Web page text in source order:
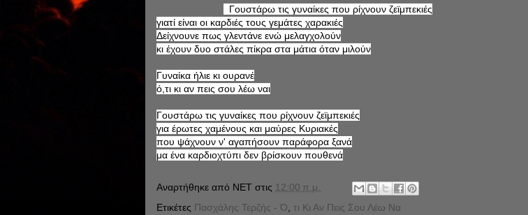
Γουστάρω τις γυναίκες που ρίχνουν ζεϊμπεκιές
γιατί είναι οι καρδιές τους γεμάτες χαρακιές
Δείχνουνε πως γλεντάνε ενώ μελαγχολούν
κι έχουν δυο στάλες πίκρα στα μάτια όταν μιλούν
Γυναίκα ήλιε κι ουρανέ
ό,τι κι αν πεις σου λέω ναι
Γουστάρω τις γυναίκες που ρίχνουν ζεϊμπεκιές
για έρωτες χαμένους και μαύρες Κυριακές
που ψάχνουν ν' αγαπήσουν παράφορα ξανά
μα ένα καρδιοχτύπι δεν βρίσκουν πουθενά
Αναρτήθηκε από NET στις 12:00 π.μ.
Ετικέτες Πασχάλης Τερζής - Ό τι Κι Αν Πεις Σου Λέω Να